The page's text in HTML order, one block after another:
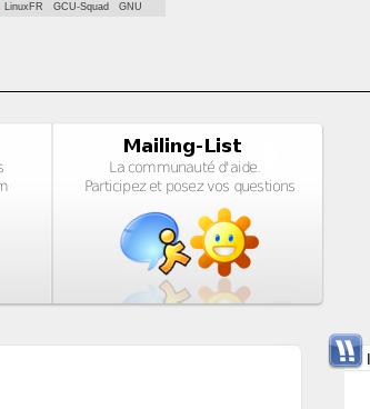
LinuxFR GCU-Squad GNU